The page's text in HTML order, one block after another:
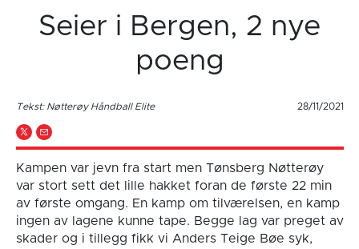
Seier i Bergen, 2 nye
poeng
Tekst: Nøtterøy Håndball Elite 28/11/2021
Kampen var jevn fra start men Tønsberg Nøtterøy
var stort sett det lille hakket foran de første 22 min
av første omgang. En kamp om tilværelsen, en kamp
ingen av lagene kunne tape. Begge lag var preget av
skader og i tillegg fikk vi Anders Teige Bøe syk,